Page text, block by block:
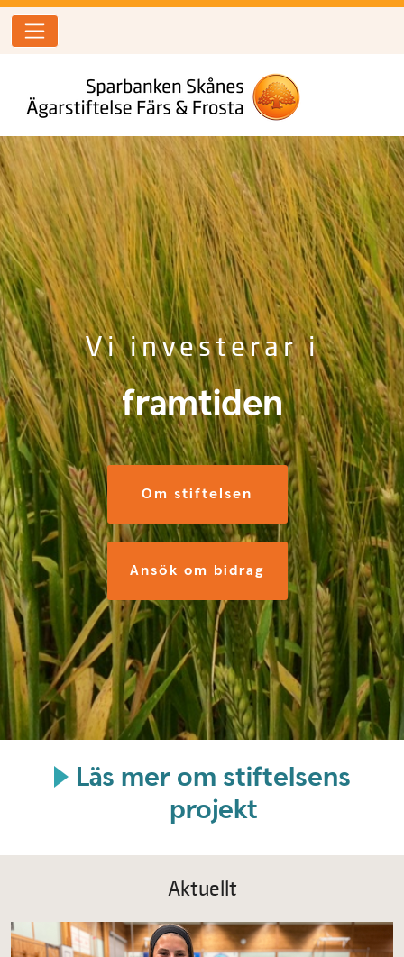
Vi investerar i
framtiden
Om stiftelsen
Ansök om bidrag
Läs mer om stiftelsens
projekt
Aktuellt